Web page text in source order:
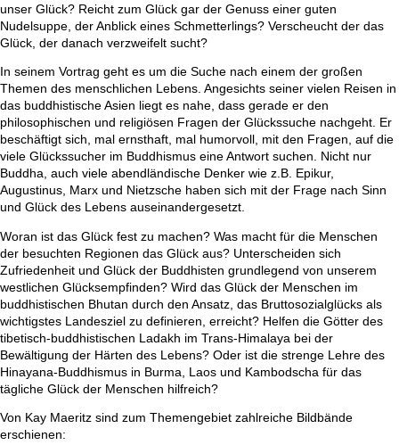
unser Glück? Reicht zum Glück gar der Genuss einer guten
Nudelsuppe, der Anblick eines Schmetterlings? Verscheucht der das
Glück, der danach verzweifelt sucht?
In seinem Vortrag geht es um die Suche nach einem der großen
Themen des menschlichen Lebens. Angesichts seiner vielen Reisen in
das buddhistische Asien liegt es nahe, dass gerade er den
philosophischen und religiösen Fragen der Glückssuche nachgeht. Er
beschäftigt sich, mal ernsthaft, mal humorvoll, mit den Fragen, auf die
viele Glückssucher im Buddhismus eine Antwort suchen. Nicht nur
Buddha, auch viele abendländische Denker wie z.B. Epikur,
Augustinus, Marx und Nietzsche haben sich mit der Frage nach Sinn
und Glück des Lebens auseinandergesetzt.
Woran ist das Glück fest zu machen? Was macht für die Menschen
der besuchten Regionen das Glück aus? Unterscheiden sich
Zufriedenheit und Glück der Buddhisten grundlegend von unserem
westlichen Glücksempfinden? Wird das Glück der Menschen im
buddhistischen Bhutan durch den Ansatz, das Bruttosozialglücks als
wichtigstes Landesziel zu definieren, erreicht? Helfen die Götter des
tibetisch-buddhistischen Ladakh im Trans-Himalaya bei der
Bewältigung der Härten des Lebens? Oder ist die strenge Lehre des
Hinayana-Buddhismus in Burma, Laos und Kambodscha für das
tägliche Glück der Menschen hilfreich?
Von Kay Maeritz sind zum Themengebiet zahlreiche Bildbände
erschienen: